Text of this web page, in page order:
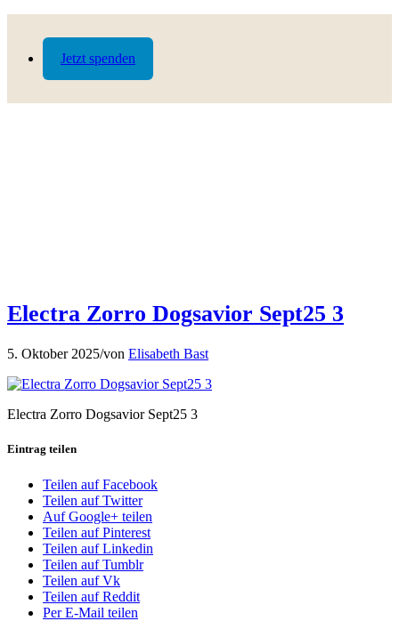
Jetzt spenden
Electra Zorro Dogsavior Sept25 3
5. Oktober 2025/von Elisabeth Bast
Electra Zorro Dogsavior Sept25 3
Eintrag teilen
Teilen auf Facebook
Teilen auf Twitter
Auf Google+ teilen
Teilen auf Pinterest
Teilen auf Linkedin
Teilen auf Tumblr
Teilen auf Vk
Teilen auf Reddit
Per E-Mail teilen